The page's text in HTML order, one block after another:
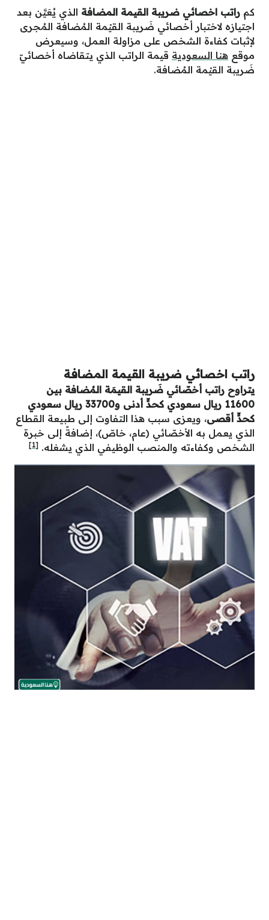
كم راتب اخصائي ضريبة القيمة المضافة الذي يُعَيَّن بعد
اجتيازه لاختبار أخصائي ضَريبة القيْمة المُضافة المُجرى
لإثبات كفاءة الشخص على مزاولة العمل، وسيعرض
موقع هنا السعودية قيمة الراتب الذي يتقاضاه أخصائيّ
ضَريبة القيْمة المُضافة.
راتب اخصائي ضريبة القيمة المضافة
يتراوح راتب أخصّائي ضَريبة القيمَة المُضافة بين
11600 ريال سعودي كحدٍّ أدنى و33700 ريال سعودي
كحدٍّ أقصى، ويعزى سبب هذا التفاوت إلى طبيعة القطاع
الذي يعمل به الأخصّائي (عام، خاصّ)، إضافةً إلى خبرة
الشخص وكفاءته والمنصب الوظيفي الذي يشغله. [1]